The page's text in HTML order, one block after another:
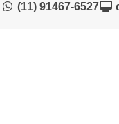
(11) 91467-6527